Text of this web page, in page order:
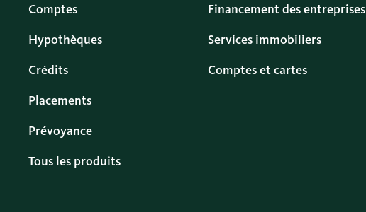
Comptes
Hypothèques
Crédits
Placements
Prévoyance
Tous les produits
Financement des entreprises
Services immobiliers
Comptes et cartes